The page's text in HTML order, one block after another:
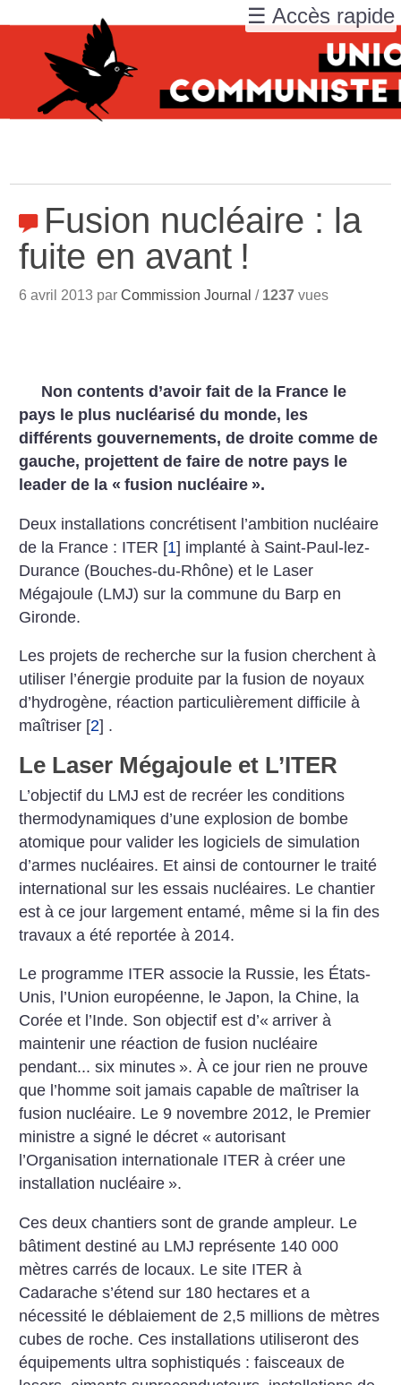
Fusion nucléaire : la
fuite en avant !
6 avril 2013 parCommission Journal / 1237 vues
Non contents d’avoir fait de la France le
pays le plus nucléarisé du monde, les
différents gouvernements, de droite comme de
gauche, projettent de faire de notre pays le
leader de la « fusion nucléaire ».
Deux installations concrétisent l’ambition nucléaire
de la France : ITER [1] implanté à Saint-Paul-lez-
Durance (Bouches-du-Rhône) et le Laser
Mégajoule (LMJ) sur la commune du Barp en
Gironde.
Les projets de recherche sur la fusion cherchent à
utiliser l’énergie produite par la fusion de noyaux
d’hydrogène, réaction particulièrement difficile à
maîtriser [2] .
Le Laser Mégajoule et L’ITER
L’objectif du LMJ est de recréer les conditions
thermodynamiques d’une explosion de bombe
atomique pour valider les logiciels de simulation
d’armes nucléaires. Et ainsi de contourner le traité
international sur les essais nucléaires. Le chantier
est à ce jour largement entamé, même si la fin des
travaux a été reportée à 2014.
Le programme ITER associe la Russie, les États-
Unis, l’Union européenne, le Japon, la Chine, la
Corée et l’Inde. Son objectif est d’« arriver à
maintenir une réaction de fusion nucléaire
pendant... six minutes ». À ce jour rien ne prouve
que l’homme soit jamais capable de maîtriser la
fusion nucléaire. Le 9 novembre 2012, le Premier
ministre a signé le décret « autorisant
l’Organisation internationale ITER à créer une
installation nucléaire ».
Ces deux chantiers sont de grande ampleur. Le
bâtiment destiné au LMJ représente 140 000
mètres carrés de locaux. Le site ITER à
Cadarache s’étend sur 180 hectares et a
nécessité le déblaiement de 2,5 millions de mètres
cubes de roche. Ces installations utiliseront des
équipements ultra sophistiqués : faisceaux de
☰ Accès rapide